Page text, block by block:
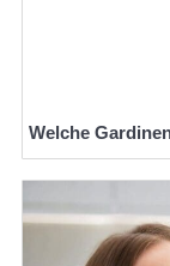
Welche